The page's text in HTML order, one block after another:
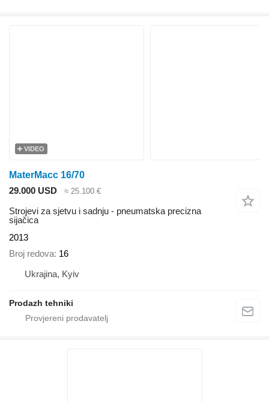
VIDEO
MaterMacc 16/70
29.000 USD
≈ 25.100 €
Strojevi za sjetvu i sadnju - pneumatska precizna
sijačica
2013
Broj redova 16
Ukrajina, Kyiv
Prodazh tehniki